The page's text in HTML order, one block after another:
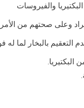
والفيروسات
وعلى صحتهم من
بالبخار لما له